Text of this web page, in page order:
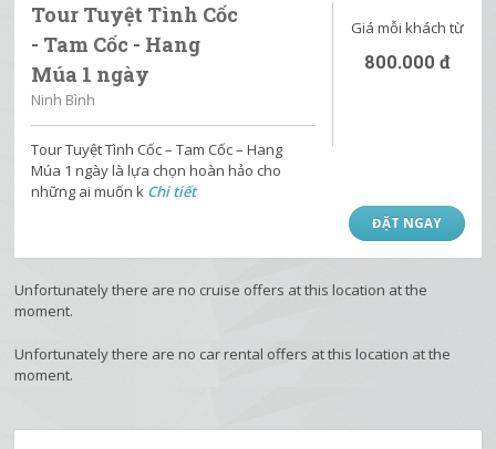
Tour Tuyệt Tình Cốc
- Tam Cốc - Hang
Múa 1 ngày
Ninh Bình
Giá mỗi khách từ
800.000 đ
Tour Tuyệt Tình Cốc – Tam Cốc – Hang
Múa 1 ngày là lựa chọn hoàn hảo cho
những ai muốn k Chi tiết
ĐẶT NGAY
Unfortunately there are no cruise offers at this location at the
moment.
Unfortunately there are no car rental offers at this location at the
moment.